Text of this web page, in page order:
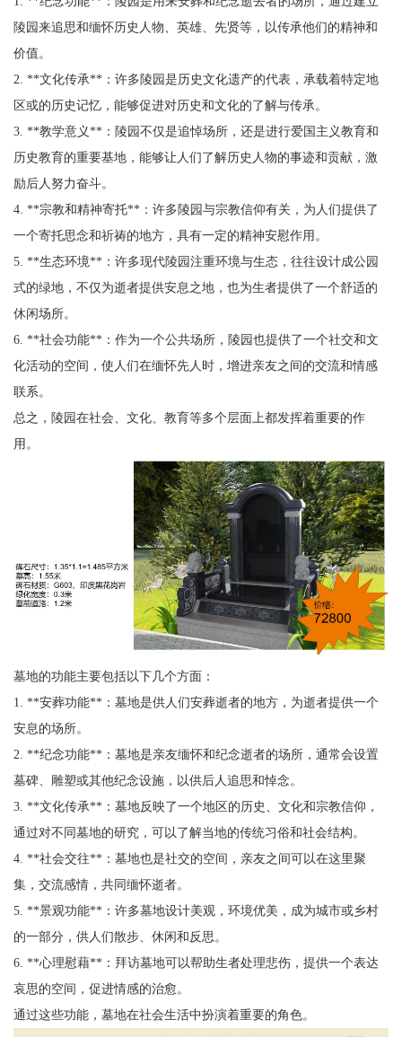
陵园来追思和缅怀历史人物、英雄、先贤等，以传承他们的精神和
价值。
2. **文化传承**：许多陵园是历史文化遗产的代表，承载着特定地
区或的历史记忆，能够促进对历史和文化的了解与传承。
3. **教学意义**：陵园不仅是追悼场所，还是进行爱国主义教育和
历史教育的重要基地，能够让人们了解历史人物的事迹和贡献，激
励后人努力奋斗。
4. **宗教和精神寄托**：许多陵园与宗教信仰有关，为人们提供了
一个寄托思念和祈祷的地方，具有一定的精神安慰作用。
5. **生态环境**：许多现代陵园注重环境与生态，往往设计成公园
式的绿地，不仅为逝者提供安息之地，也为生者提供了一个舒适的
休闲场所。
6. **社会功能**：作为一个公共场所，陵园也提供了一个社交和文
化活动的空间，使人们在缅怀先人时，增进亲友之间的交流和情感
联系。
总之，陵园在社会、文化、教育等多个层面上都发挥着重要的作
用。
墓地的功能主要包括以下几个方面：
1. **安葬功能**：墓地是供人们安葬逝者的地方，为逝者提供一个
安息的场所。
2. **纪念功能**：墓地是亲友缅怀和纪念逝者的场所，通常会设置
墓碑、雕塑或其他纪念设施，以供后人追思和悼念。
3. **文化传承**：墓地反映了一个地区的历史、文化和宗教信仰，
通过对不同墓地的研究，可以了解当地的传统习俗和社会结构。
4. **社会交往**：墓地也是社交的空间，亲友之间可以在这里聚
集，交流感情，共同缅怀逝者。
5. **景观功能**：许多墓地设计美观，环境优美，成为城市或乡村
的一部分，供人们散步、休闲和反思。
6. **心理慰藉**：拜访墓地可以帮助生者处理悲伤，提供一个表达
哀思的空间，促进情感的治愈。
通过这些功能，墓地在社会生活中扮演着重要的角色。